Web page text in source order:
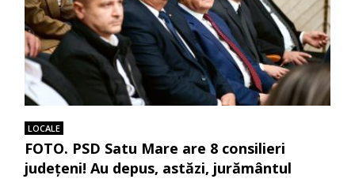
LOCALE
FOTO. PSD Satu Mare are 8 consilieri
județeni! Au depus, astăzi, jurământul